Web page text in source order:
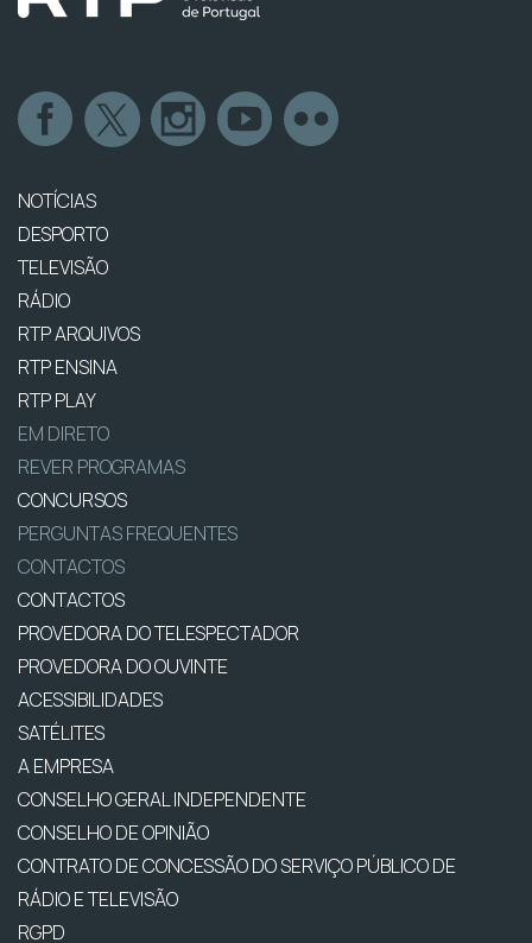
NOTÍCIAS
DESPORTO
TELEVISÃO
RÁDIO
RTP ARQUIVOS
RTP ENSINA
RTP PLAY
EM DIRETO
REVER PROGRAMAS
CONCURSOS
PERGUNTAS FREQUENTES
CONTACTOS
CONTACTOS
PROVEDORA DO TELESPECTADOR
PROVEDORA DO OUVINTE
ACESSIBILIDADES
SATÉLITES
A EMPRESA
CONSELHO GERAL INDEPENDENTE
CONSELHO DE OPINIÃO
CONTRATO DE CONCESSÃO DO SERVIÇO PÚBLICO DE
RÁDIO E TELEVISÃO
RGPD